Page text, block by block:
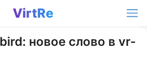
VirtRe
новое слово в vr-